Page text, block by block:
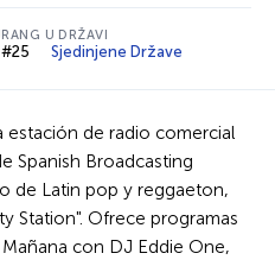
RANG U DRŽAVI
#25 Sjedinjene Države
estación de radio comercial
Spanish Broadcasting
de Latin pop y reggaeton,
Station". Ofrece programas
con DJ Eddie One,